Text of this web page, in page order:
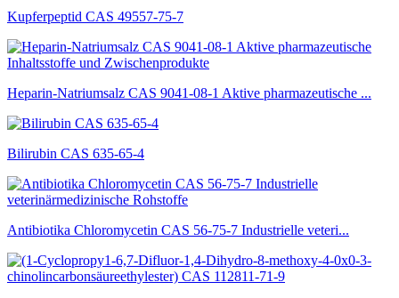
Kupferpeptid CAS 49557-75-7
Heparin-Natriumsalz CAS 9041-08-1 Aktive pharmazeutische ...
Bilirubin CAS 635-65-4
Antibiotika Chloromycetin CAS 56-75-7 Industrielle veteri...